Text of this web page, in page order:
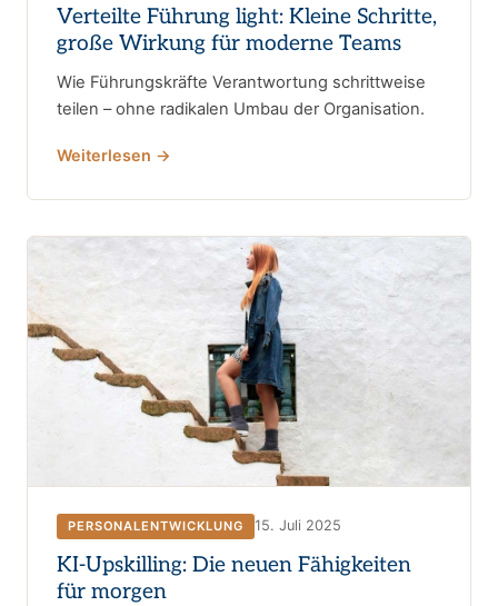
Verteilte Führung light: Kleine Schritte,
große Wirkung für moderne Teams
Wie Führungskräfte Verantwortung schrittweise
teilen – ohne radikalen Umbau der Organisation.
Weiterlesen →
PERSONALENTWICKLUNG 15. Juli 2025
KI-Upskilling: Die neuen Fähigkeiten
für morgen